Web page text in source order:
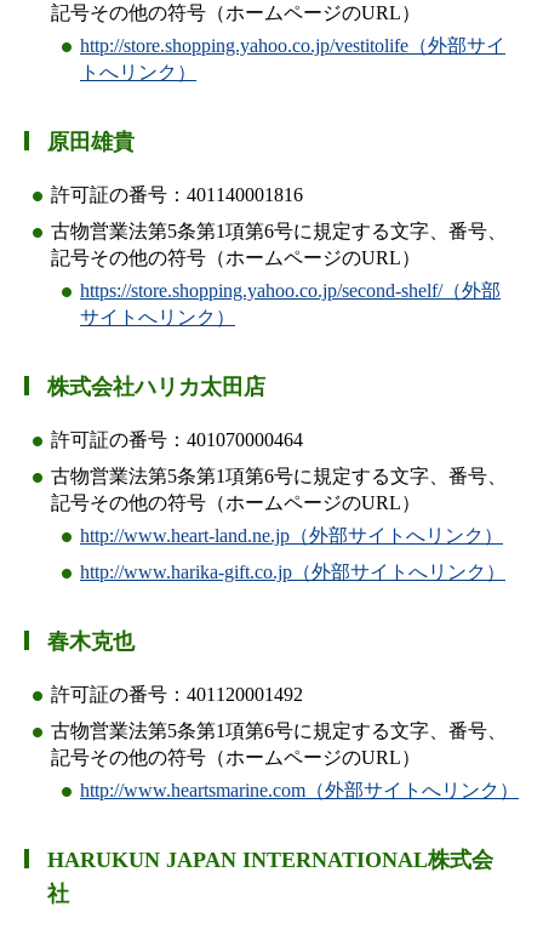
記号その他の符号（ホームページのURL）
http://store.shopping.yahoo.co.jp/vestitolife（外部サイ
トへリンク）
原田雄貴
許可証の番号：401140001816
古物営業法第5条第1項第6号に規定する文字、番号、
記号その他の符号（ホームページのURL）
https://store.shopping.yahoo.co.jp/second-shelf/（外部
サイトへリンク）
株式会社ハリカ太田店
許可証の番号：401070000464
古物営業法第5条第1項第6号に規定する文字、番号、
記号その他の符号（ホームページのURL）
http://www.heart-land.ne.jp（外部サイトへリンク）
http://www.harika-gift.co.jp（外部サイトへリンク）
春木克也
許可証の番号：401120001492
古物営業法第5条第1項第6号に規定する文字、番号、
記号その他の符号（ホームページのURL）
http://www.heartsmarine.com（外部サイトへリンク）
HARUKUN JAPAN INTERNATIONAL株式会
社